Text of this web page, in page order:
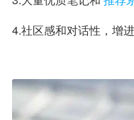
4.社区感和对话性，增